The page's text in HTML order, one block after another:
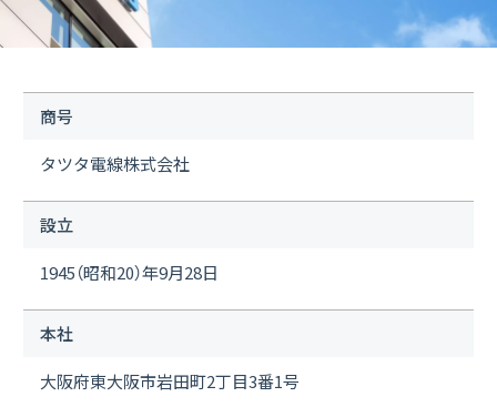
商号
タツタ電線株式会社
設立
1945（昭和20）年9月28日
本社
大阪府東大阪市岩田町2丁目3番1号
会社概要
組織図・役員体制
沿革
本社・工場・グループ会社への連絡先
Close